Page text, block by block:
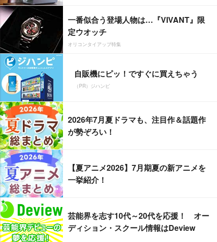
一番似合う登場人物は…『VIVANT』限
定ウオッチ
オリコンタイアップ特集
自販機にピッ！ですぐに買えちゃう
（PR）ジハンピ
2026年7月夏ドラマも、注目作＆話題作
が勢ぞろい！
【夏アニメ2026】7月期夏の新アニメを
一挙紹介！
芸能界を志す10代～20代を応援！ オー
ディション・スクール情報はDeview